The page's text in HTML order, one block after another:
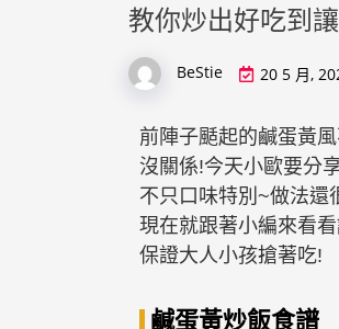
教你炒出好吃到
BeStie 20 5 月,
前陣子颳起的鹹蛋黃
沒關係!今天小歐要分
不只口味特別~做法還
現在就跟著小編來看
保證大人小孩搶著吃!
鹹蛋黃炒飯食譜